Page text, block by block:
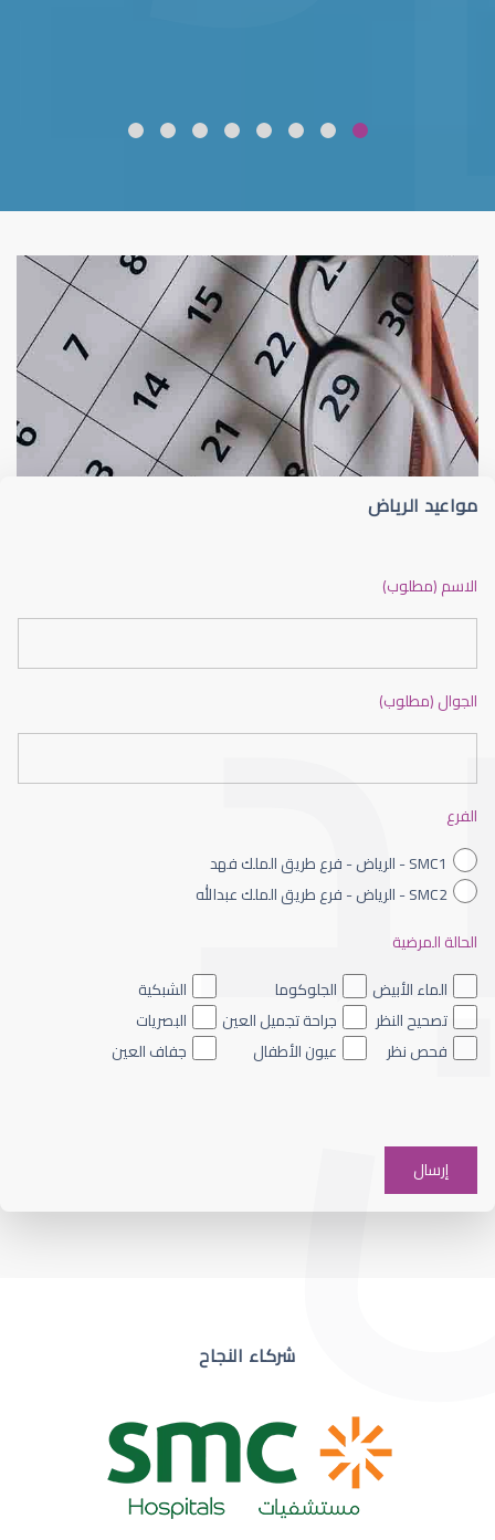
قلوبال لرعاية العين ضعف نظر
ضعف نظر الاطفال
ضعف نظر العين اليسرى
ضعف نظر مفاجئ
مواعيد الرياض
الاسم (مطلوب)
الجوال (مطلوب)
الفرع
SMC1 - الرياض - فرع طريق الملك فهد
SMC2 - الرياض - فرع طريق الملك عبدالله
الحالة المرضية
الماء الأبيض
الجلوكوما
الشبكية
تصحيح النظر
جراحة تجميل العين
البصريات
فحص نظر
عيون الأطفال جفاف العين
شركاء النجاح